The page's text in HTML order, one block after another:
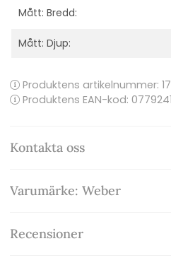
Mått: Bredd:
Mått: Djup:
Produktens artikelnummer:
Produktens EAN-kod:
Kontakta oss
Varumärke: Weber
Recensioner